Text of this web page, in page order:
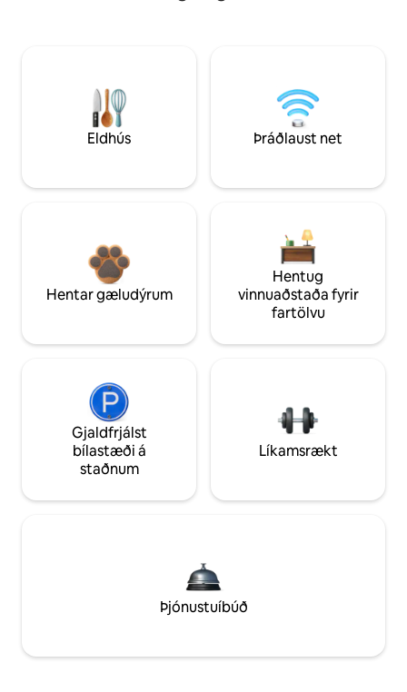
Eldhús Þráðlaust net
Hentar gæludýrum
Hentug
vinnuaðstaða fyrir
fartölvu
Gjaldfrjálst
bílastæði á
staðnum
Líkamsrækt
Þjónustuíbúð